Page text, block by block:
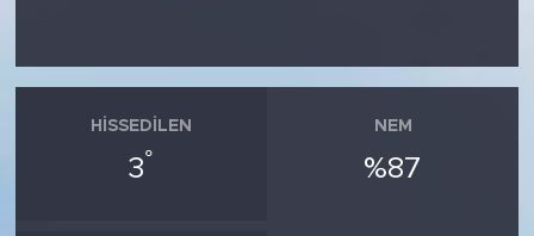
HISSEDILEN
3°
NEM
%87